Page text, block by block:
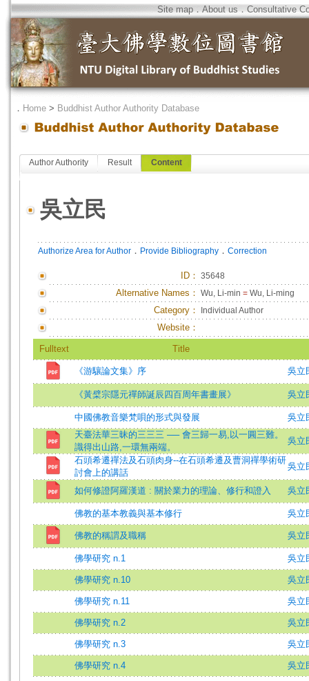
Site map．About us．Consultative
． Home > Buddhist Author Authority Database
Author Authority Result Content
吳立民
Authorize Area for Author ． Provide Bibliography ． Correction
ID ： 35648
Alternative Names： Wu, Li-min = Wu, Li-ming
Category： Individual Author
Website：
Fulltext Title
《游驤論文集》序 吳立
《黃檗宗隱元禪師誕辰四百周年書畫展》 吳立
中國佛教音樂梵唄的形式與發展
吳立
天臺法華三昧的三三三 ── 會三歸一易,以一圓三難。
識得出山路,一環無兩端。
吳立
石頭希遷禪法及石頭肉身--在石頭希遷及曹洞禪學術研
討會上的講話
吳立
如何修證阿羅漢道 : 關於業力的理論、修行和證入 吳立
佛教的基本教義與基本修行 吳立
佛教的稱謂及職稱 吳立
佛學研究 n.1 吳立
佛學研究 n.10 吳立
佛學研究 n.11 吳立
佛學研究 n.2 吳立
佛學研究 n.3 吳立
佛學研究 n.4 吳立